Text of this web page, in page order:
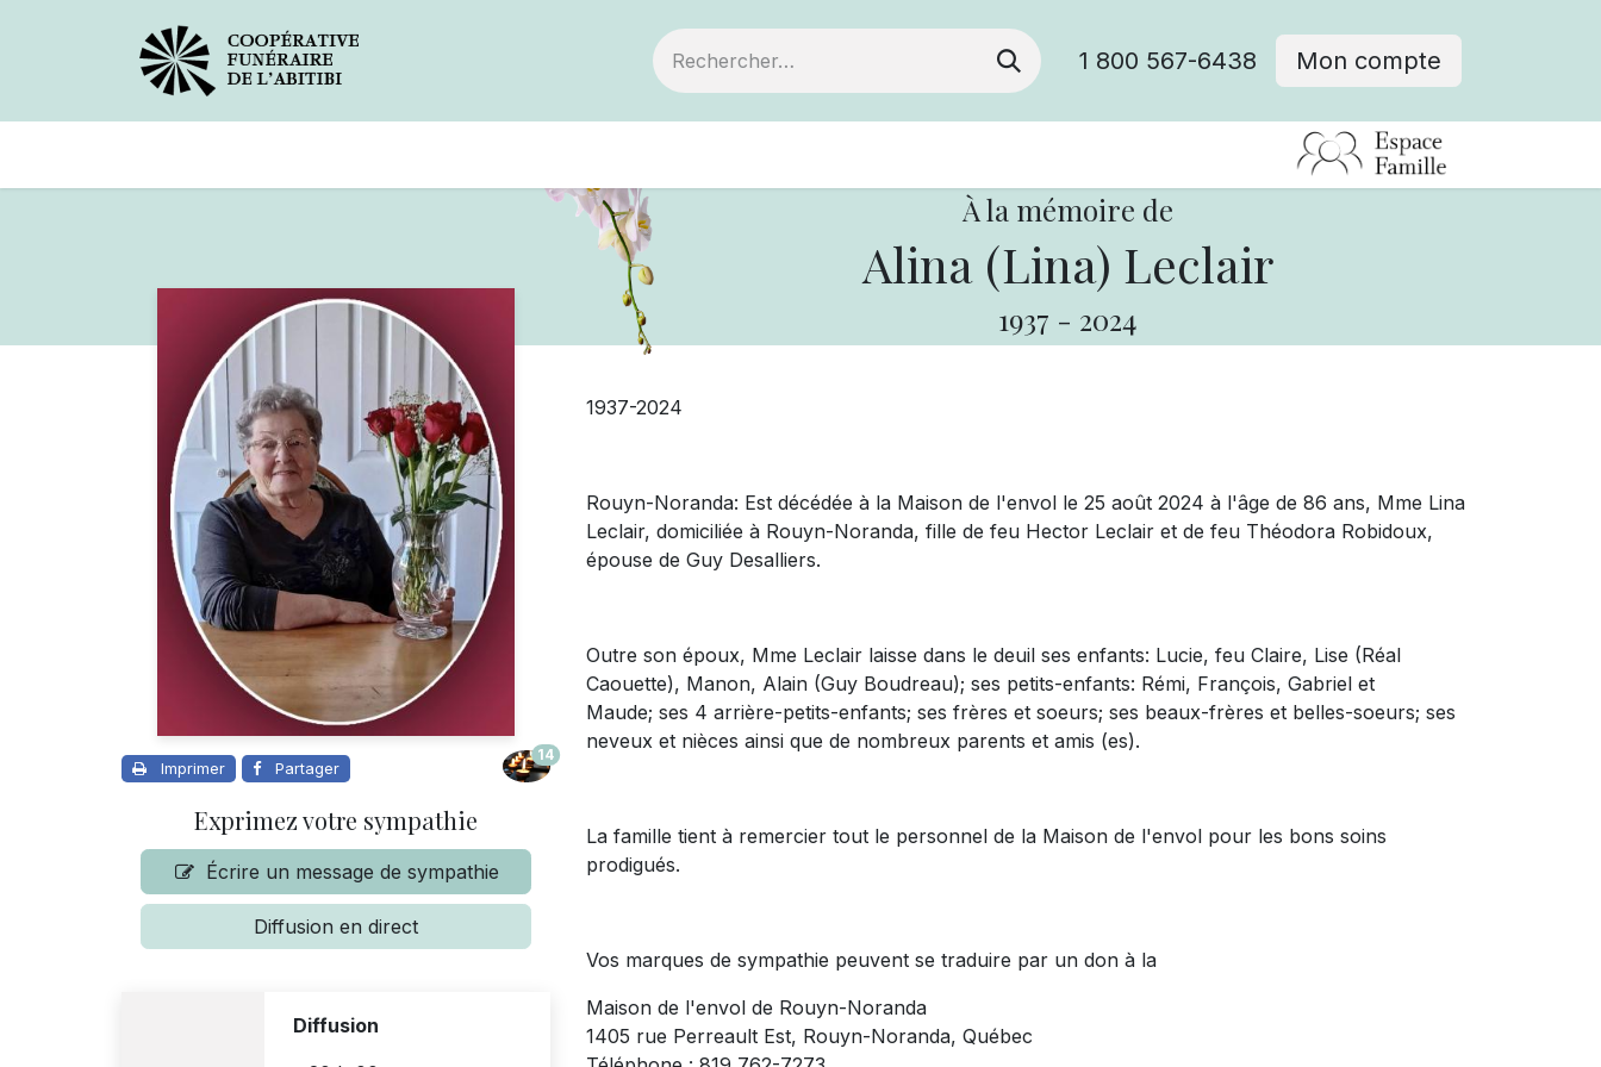
1 800 567-6438 Mon compte
À la mémoire de
Alina (Lina) Leclair
1937 - 2024
Imprimer Partager
14
Exprimez votre sympathie
Écrire un message de sympathie
Diffusion en direct
Diffusion
1937-2024
Rouyn-Noranda: Est décédée à la Maison de l'envol le 25 août 2024 à l'âge de 86 ans, Mme Lina
Leclair, domiciliée à Rouyn-Noranda, fille de feu Hector Leclair et de feu Théodora Robidoux,
épouse de Guy Desalliers.
Outre son époux, Mme Leclair laisse dans le deuil ses enfants: Lucie, feu Claire, Lise (Réal
Caouette), Manon, Alain (Guy Boudreau); ses petits-enfants: Rémi, François, Gabriel et
Maude; ses 4 arrière-petits-enfants; ses frères et soeurs; ses beaux-frères et belles-soeurs; ses
neveux et nièces ainsi que de nombreux parents et amis (es).
La famille tient à remercier tout le personnel de la Maison de l'envol pour les bons soins
prodigués.
Vos marques de sympathie peuvent se traduire par un don à la
Maison de l'envol de Rouyn-Noranda
1405 rue Perreault Est, Rouyn-Noranda, Québec